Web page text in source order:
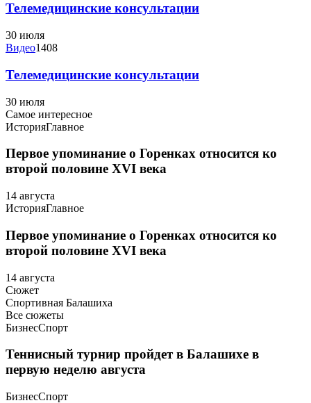
Телемедицинские консультации
30 июля
Видео1408
Телемедицинские консультации
30 июля
Самое интересное
ИсторияГлавное
Первое упоминание о Горенках относится ко
второй половине XVI века
14 августа
ИсторияГлавное
Первое упоминание о Горенках относится ко
второй половине XVI века
14 августа
Сюжет
Спортивная Балашиха
Все сюжеты
БизнесСпорт
Теннисный турнир пройдет в Балашихе в
первую неделю августа
БизнесСпорт